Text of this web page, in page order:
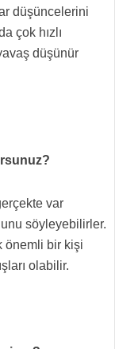
düşüncelerini
çok hızlı
düşünür
var
söyleyebilirler.
önemli bir kişi
olabilir.